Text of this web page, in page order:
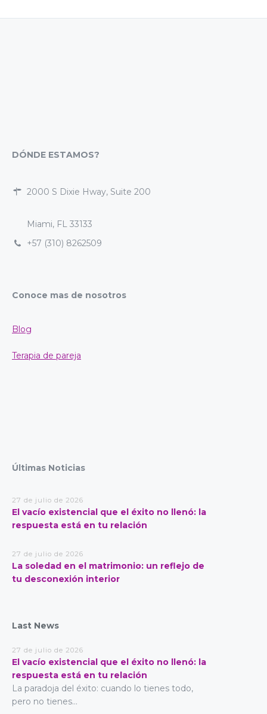
DÓNDE ESTAMOS?
2000 S Dixie Hway, Suite 200
Miami, FL 33133
+57 (310) 8262509
Conoce mas de nosotros
Blog
Terapia de pareja
Últimas Noticias
27 de julio de 2026
El vacío existencial que el éxito no llenó: la
respuesta está en tu relación
27 de julio de 2026
La soledad en el matrimonio: un reflejo de
tu desconexión interior
Last News
27 de julio de 2026
El vacío existencial que el éxito no llenó: la
respuesta está en tu relación
La paradoja del éxito: cuando lo tienes todo,
pero no tienes...